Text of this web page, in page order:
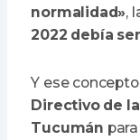
normalidad»,
2022 debía
Y ese
Directivo de
Tucumán